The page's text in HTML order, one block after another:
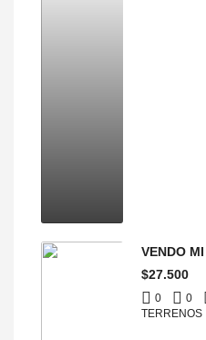
VENDO
$27.500
0 0
TERRENOS